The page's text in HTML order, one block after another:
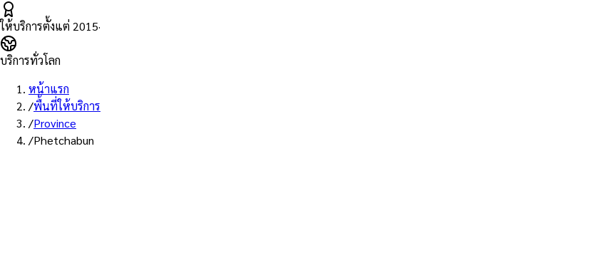
ให้บริการตั้งแต่ 2015·
บริการทั่วโลก
หน้าแรก
/พื้นที่ให้บริการ
/Province
/Phetchabun